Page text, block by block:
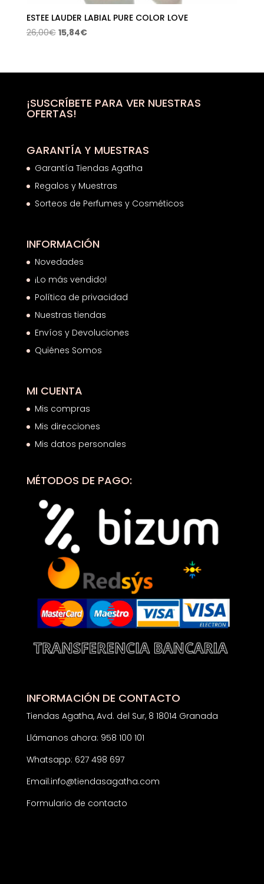
ESTEE LAUDER LABIAL PURE COLOR LOVE
26,00€ El
era:
15,84€El
es:
¡SUSCRÍBETE PARA VER NUESTRAS
OFERTAS!
GARANTÍA Y MUESTRAS
Garantía Tiendas Agatha
Regalos y Muestras
Sorteos de Perfumes y Cosméticos
INFORMACIÓN
Novedades
¡Lo más vendido!
Política de privacidad
Nuestras tiendas
Envíos y Devoluciones
Quiénes Somos
MI CUENTA
Mis compras
Mis direcciones
Mis datos personales
MÉTODOS DE PAGO:
INFORMACIÓN DE CONTACTO
Tiendas Agatha, Avd. del Sur, 8 18014 Granada
Llámanos ahora: 958 100 101
Whatsapp: 627 498 697
Email:info@tiendasagatha.com
Formulario de contacto